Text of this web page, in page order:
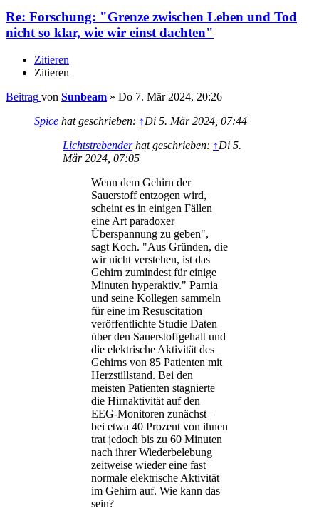
Re: Forschung: "Grenze zwischen Leben und Tod
nicht so klar, wie wir einst dachten"​
Zitieren
Zitieren
Beitrag von Sunbeam » Do 7. Mär 2024, 20:26
Spice hat geschrieben: ↑Di 5. Mär 2024, 07:44
Lichtstrebenderhat geschrieben: ↑Di 5.
Mär 2024, 07:05
Wenn dem Gehirn der
Sauerstoff entzogen wird,
scheint es in einigen Fällen
eine Art paradoxer
Überspannung zu geben",
sagt Koch. "Aus Gründen, die
wir nicht verstehen, ist das
Gehirn zumindest für einige
Minuten hyperaktiv." Parnia
und seine Kollegen sammeln
für eine im Resuscitation
veröffentlichte Studie Daten
über den Sauerstoffgehalt und
die elektrische Aktivität des
Gehirns von 85 Patienten mit
Herzstillstand. Bei den
meisten Patienten stagnierte
die Hirnaktivität auf den
EEG-Monitoren zunächst –
bei etwa 40 Prozent von ihnen
trat jedoch bis zu 60 Minuten
nach ihrer Wiederbelebung
zeitweise wieder eine fast
normale elektrische Aktivität
im Gehirn auf. Wie kann das
sein?